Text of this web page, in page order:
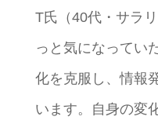
T氏（40代・サラ
っと気になってい
化を克服し、情報
います。自身の変